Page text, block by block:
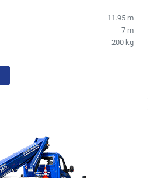
11.95 m
7 m
200 kg